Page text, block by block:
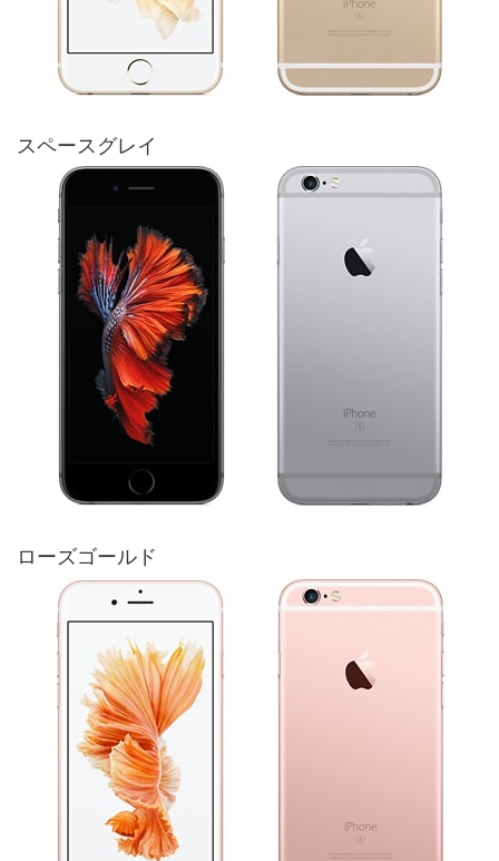
スペースグレイ
ローズゴールド